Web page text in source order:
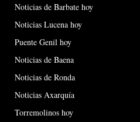
Noticias de Barbate hoy
Noticias Lucena hoy
Puente Genil hoy
Noticias de Baena
Noticias de Ronda
Noticias Axarquía
Torremolinos hoy